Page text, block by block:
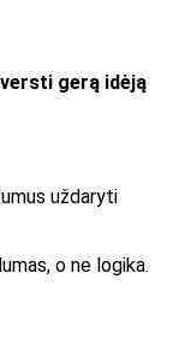
gerą idėją
uždaryti
o ne logika.